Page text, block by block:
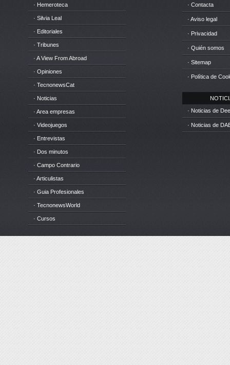
· Hemeroteca
· Silvia Leal
· Editoriales
· Tribunes
· A View From Abroad
· Opiniones
· TecnonewsCat
· Noticias
· Area empresas
· Videojuegos
· Entrevistas
· Dos minutos
· Campo Contrario
· Articulistas
· Guia Profesionales
· TecnonewsWorld
· Cursos
· Contacta
· Aviso legal
· Privacidad
· Quién somos
· Sitemap
· Política de
· Noticias de
· Noticias de